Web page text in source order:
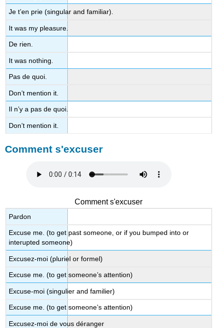
Je t’en prie (singular and familiar).
It was my pleasure.
De rien.
It was nothing.
Pas de quoi.
Don’t mention it.
Il n’y a pas de quoi.
Don’t mention it.
Comment s'excuser
Comment s'excuser
Pardon
Excuse me. (to get past someone, or if you bumped into or
interupted someone)
Excusez-moi (pluriel or formel)
Excuse me. (to get someone’s attention)
Excuse-moi (singulier and familier)
Excuse me. (to get someone’s attention)
Excusez-moi de vous déranger